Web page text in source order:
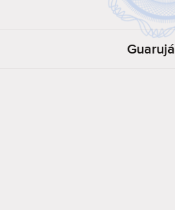
Guarujá